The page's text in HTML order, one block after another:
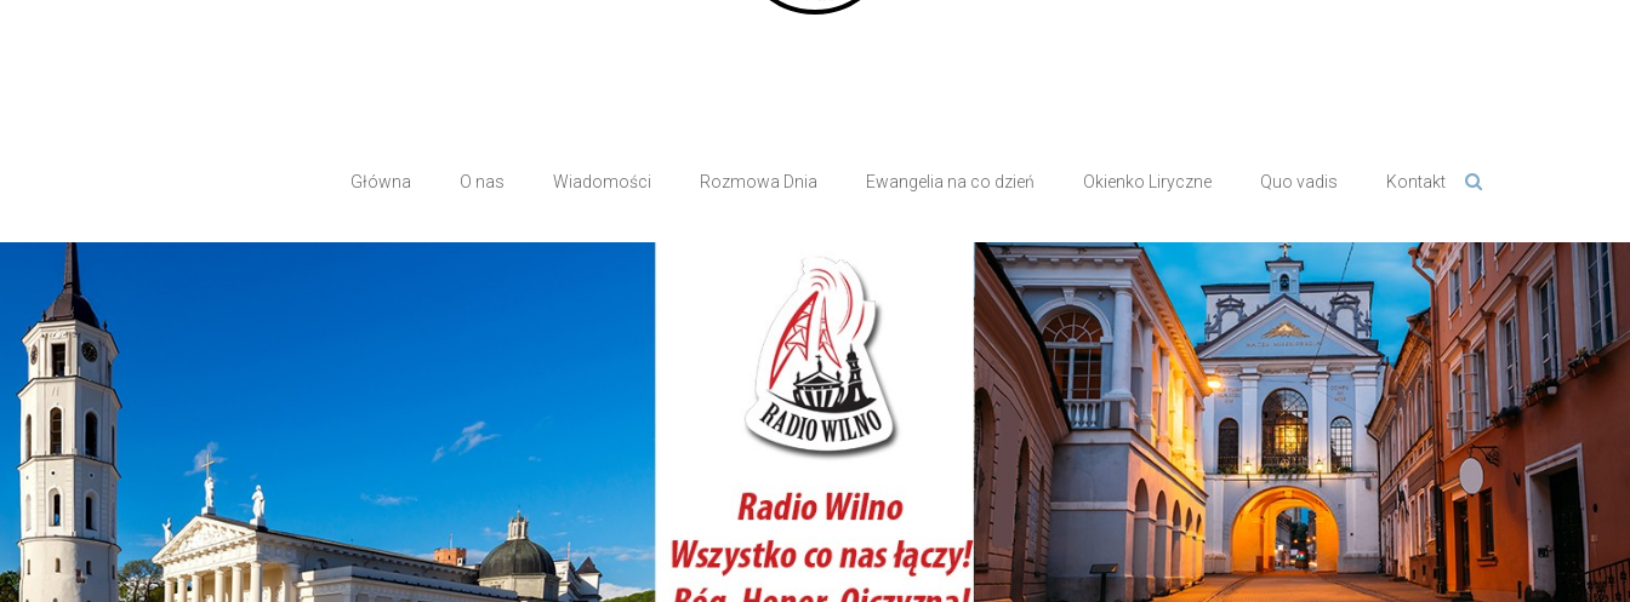
Główna O nas Wiadomości Rozmowa Dnia Ewangelia na co dzień Okienko Liryczne Quo vadis Kontakt